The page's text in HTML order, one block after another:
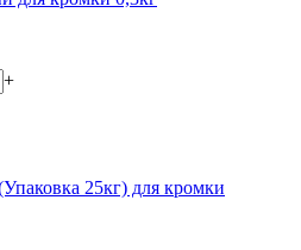
+
25кг) для кромки